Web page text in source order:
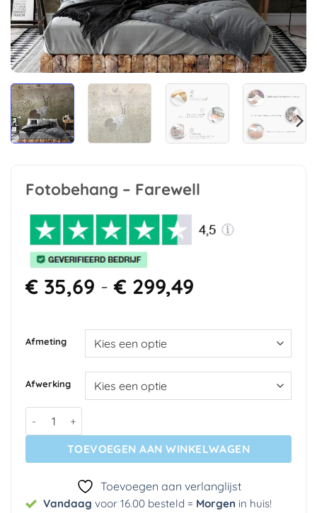
Fotobehang – Farewell
€35,69 - €299,49Prijsklasse:
tot
Afmeting
Afwerking
Fotobehang - Farewell aantal
TOEVOEGEN AAN WINKELWAGEN
Toevoegen aan verlanglijst
Vandaag voor 16.00 besteld = Morgen in huis!